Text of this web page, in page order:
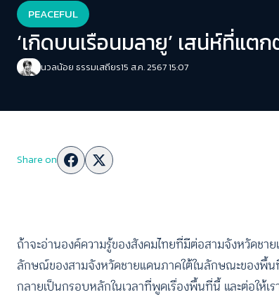
PEACEFUL
‘เกิดบนเรือนมลายู’ เสน่ห์ที่แ
นวลน้อย ธรรมเสถียร15 ส.ค. 2567 15:07
Share on
ถ้าจะอ่านองค์ความรู้ของสังคมไทยที่มีต่อสามจังหวัดชา
ลักษณ์ของสามจังหวัดชายแดนภาคใต้ในลักษณะของพื้น
กลายเป็นกรอบหลักในเวลาที่พูดเรื่องพื้นที่นี้ และต่อให้